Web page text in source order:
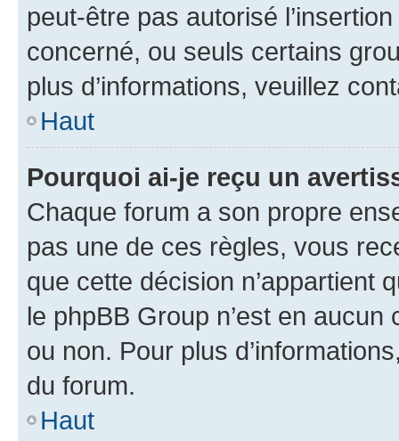
peut-être pas autorisé
concerné, ou seuls certains
plus d’informations, veuillez
Haut
Pourquoi ai-je reçu un
Chaque forum a son propre
pas une de ces règles, vous
que cette décision n’appartient
le phpBB Group n’est en
ou non. Pour plus
du forum.
Haut